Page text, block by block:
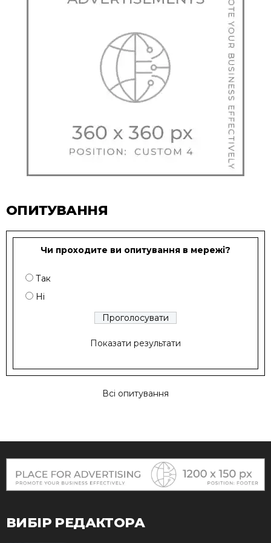
ОПИТУВАННЯ
Чи проходите ви опитування в мережі?
Так
Ні
Показати результати
Всі опитування
ВИБІР РЕДАКТОРА